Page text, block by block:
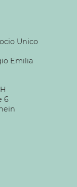
Unico
Emilia
6